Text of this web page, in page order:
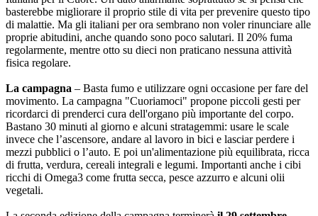
basterebbe migliorare il proprio stile di vita per prevenire questo tipo
di malattie. Ma gli italiani per ora sembrano non voler rinunciare alle
proprie abitudini, anche quando sono poco salutari. Il 20% fuma
regolarmente, mentre otto su dieci non praticano nessuna attività
fisica regolare.
La campagna – Basta fumo e utilizzare ogni occasione per fare del
movimento. La campagna "Cuoriamoci" propone piccoli gesti per
ricordarci di prenderci cura dell'organo più importante del corpo.
Bastano 30 minuti al giorno e alcuni stratagemmi: usare le scale
invece che l’ascensore, andare al lavoro in bici e lasciar perdere i
mezzi pubblici o l’auto. E poi un'alimentazione più equilibrata, ricca
di frutta, verdura, cereali integrali e legumi. Importanti anche i cibi
ricchi di Omega3 come frutta secca, pesce azzurro e alcuni olii
vegetali.